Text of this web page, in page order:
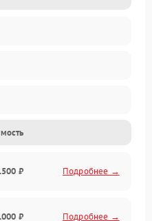
₽ Подробнее →
₽ Подробнее →